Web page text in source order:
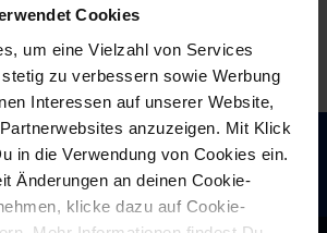
Cookies
um eine Vielzahl von Services
zu verbessern sowie Werbung
Interessen auf unserer Website,
anzuzeigen. Mit Klick
in die Verwendung von Cookies ein.
Änderungen an deinen Cookie-
klicke dazu auf Cookie-